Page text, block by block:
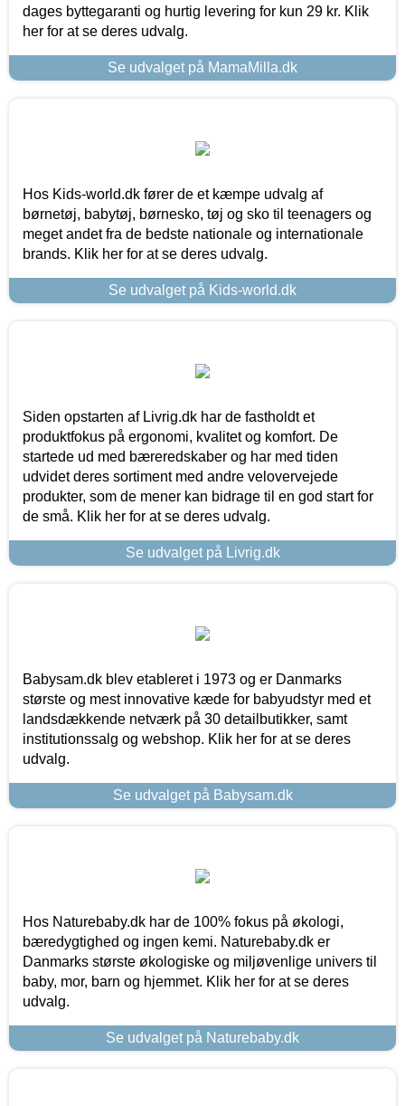
dages byttegaranti og hurtig levering for kun 29 kr. Klik
her for at se deres udvalg.
Se udvalget på MamaMilla.dk
Hos Kids-world.dk fører de et kæmpe udvalg af
børnetøj, babytøj, børnesko, tøj og sko til teenagers og
meget andet fra de bedste nationale og internationale
brands. Klik her for at se deres udvalg.
Se udvalget på Kids-world.dk
Siden opstarten af Livrig.dk har de fastholdt et
produktfokus på ergonomi, kvalitet og komfort. De
startede ud med bæreredskaber og har med tiden
udvidet deres sortiment med andre velovervejede
produkter, som de mener kan bidrage til en god start for
de små. Klik her for at se deres udvalg.
Se udvalget på Livrig.dk
Babysam.dk blev etableret i 1973 og er Danmarks
største og mest innovative kæde for babyudstyr med et
landsdækkende netværk på 30 detailbutikker, samt
institutionssalg og webshop. Klik her for at se deres
udvalg.
Se udvalget på Babysam.dk
Hos Naturebaby.dk har de 100% fokus på økologi,
bæredygtighed og ingen kemi. Naturebaby.dk er
Danmarks største økologiske og miljøvenlige univers til
baby, mor, barn og hjemmet. Klik her for at se deres
udvalg.
Se udvalget på Naturebaby.dk